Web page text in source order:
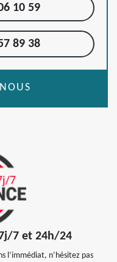
10 59
89 38
7j/7 et 24h/24
l’immédiat, n’hésitez pas